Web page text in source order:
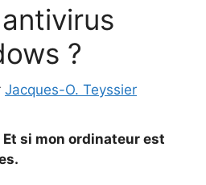
?
Jacques-O. Teyssier
Et si mon ordinateur est